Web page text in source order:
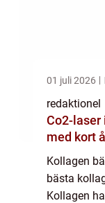
01 juli 2026
redaktionel
Co2-laser i
med kort
Kollagen
bästa
Kollagen